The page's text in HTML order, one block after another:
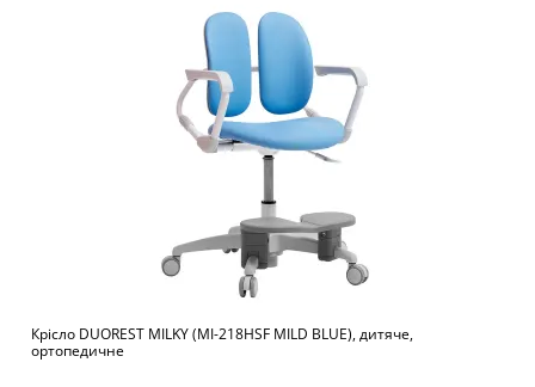
Крісло DUOREST MILKY (MI-218HSF MILD BLUE), дитяче,
ортопедичне